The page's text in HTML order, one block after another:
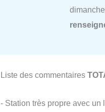
Liste des commentaires
- Station très propre avec un